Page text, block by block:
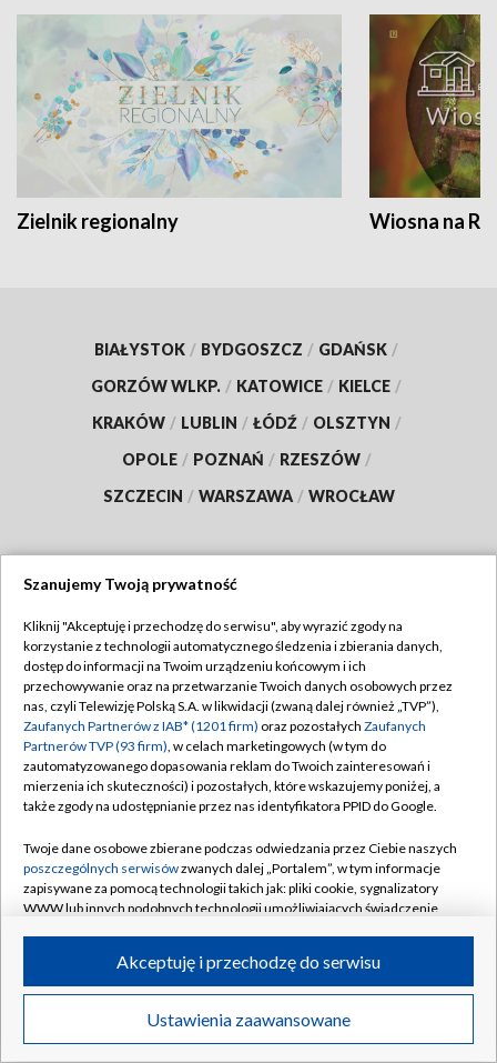
Zielnik regionalny Wiosna na
BIAŁYSTOK / BYDGOSZCZ / GDAŃSK /
GORZÓW WLKP. / KATOWICE / KIELCE /
KRAKÓW / LUBLIN / ŁÓDŹ / OLSZTYN /
OPOLE / POZNAŃ / RZESZÓW /
SZCZECIN / WARSZAWA / WROCŁAW
TVP
Abonament TVP
Emisja w TVP
Centrum informacji TVP
Naziemna Telewizja Cyfrowa
Rada Programowa
System NOS
Informacje o nadawcy
Program dla prasy
Ogłoszenie przetargowe
Regulamin TVP
Polityka prywatności
Moje zgody
Pomoc
Kontakt
Kanały
©2026 Telewizja Polska S.A. w likwidacji
Szanujemy Twoją prywatność
Kliknij "Akceptuję i przechodzę do serwisu", aby wyrazić zgody na
korzystanie z technologii automatycznego śledzenia i zbierania danych,
dostęp do informacji na Twoim urządzeniu końcowym i ich
przechowywanie oraz na przetwarzanie Twoich danych osobowych przez
nas, czyli Telewizję Polską S.A. w likwidacji (zwaną dalej również „TVP”),
Zaufanych Partnerów z IAB* (1201 firm) oraz pozostałych Zaufanych
Partnerów TVP (93 firm), w celach marketingowych (w tym do
zautomatyzowanego dopasowania reklam do Twoich zainteresowań i
mierzenia ich skuteczności) i pozostałych, które wskazujemy poniżej, a
także zgody na udostępnianie przez nas identyfikatora PPID do Google.
Twoje dane osobowe zbierane podczas odwiedzania przez Ciebie naszych
poszczególnych serwisówzwanych dalej „Portalem”, w tym informacje
zapisywane za pomocą technologii takich jak: pliki cookie, sygnalizatory
WWW lub innych podobnych technologii umożliwiających świadczenie
ruchu w Internecie.
Twoje dane osobowe zbierane podczas odwiedzania przez Ciebie
poszczególnych serwisówna Portalu, takie jak adresy IP, identyfikatory
Ustawienia zaawansowane
Akceptuję i przechodzę do serwisu